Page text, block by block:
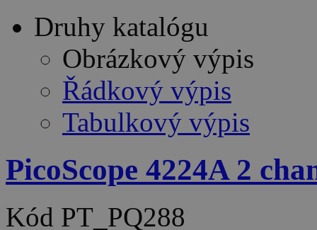
Druhy katalógu
Obrázkový výpis
Řádkový výpis
Tabulkový výpis
PicoScope 4224A 2
Kód PT_PQ288